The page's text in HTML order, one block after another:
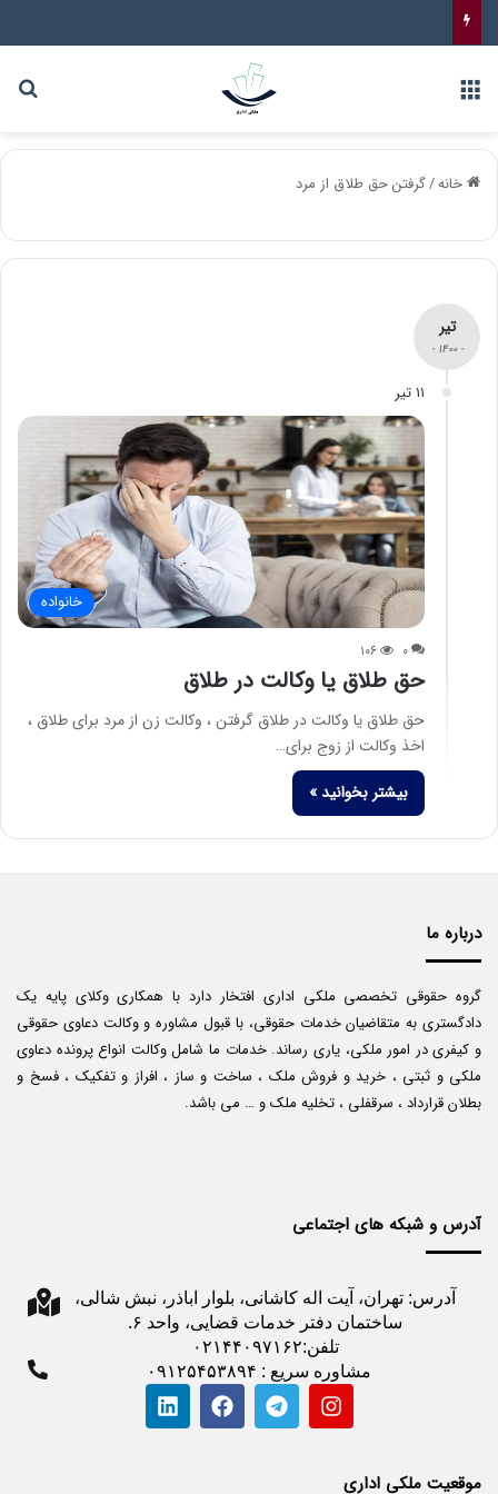
خانه/گرفتن حق طلاق از مرد
تیر
- ۱۴۰۰ -
۱۱ تیر
خانواده
۰ ۱۰۶
حق طلاق یا وکالت در طلاق
حق طلاق یا وکالت در طلاق گرفتن ، وکالت زن از مرد برای طلاق ،
اخذ وکالت از زوج برای…
بیشتر بخوانید »
درباره ما
گروه حقوقی تخصصی ملکی اداری افتخار دارد با همکاری وکلای پایه یک
دادگستری به متقاضیان خدمات حقوقی، با قبول مشاوره و وکالت دعاوی حقوقی
و کیفری در امور ملکی، یاری رساند. خدمات ما شامل وکالت انواع پرونده دعاوی
ملکی و ثبتی ، خرید و فروش ملک ، ساخت و ساز ، افراز و تفکیک ، فسخ و
بطلان قرارداد ، سرقفلی ، تخلیه ملک و … می باشد.
آدرس و شبکه های اجتماعی
آدرس: تهران، آیت اله کاشانی، بلوار اباذر، نبش شالی،
ساختمان دفتر خدمات قضایی، واحد ۶.
تلفن:۰۲۱۴۴۰۹۷۱۶۲
مشاوره سریع : ۰۹۱۲۵۴۵۳۸۹۴
موقعیت ملکی اداری